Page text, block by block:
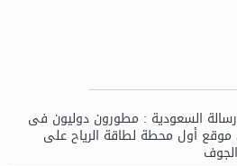
رسالة السعودية : مطورون دوليون فى
موقع أول محطة لطاقة الرياح على